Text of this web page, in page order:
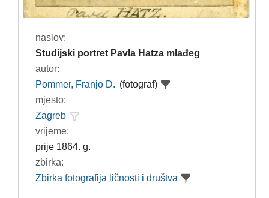
naslov:
Studijski portret Pavla Hatza mlađeg
autor:
Pommer, Franjo D. (fotograf)
mjesto:
Zagreb
vrijeme:
prije 1864. g.
zbirka:
Zbirka fotografija ličnosti i društva